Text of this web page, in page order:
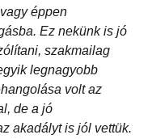
éppen
Ez nekünk is jó
szakmailag
legnagyobb
volt az
de a jó
akadályt is jól vettük.